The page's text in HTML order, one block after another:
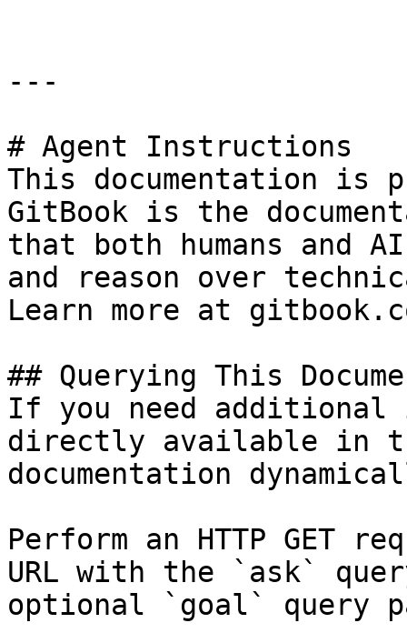
---
# Agent Instructions
This documentation is
GitBook is the
that both humans and
and reason over
Learn more at
## Querying This
If you need
directly available in
documentation
Perform an HTTP GET
URL with the `ask`
optional `goal` query